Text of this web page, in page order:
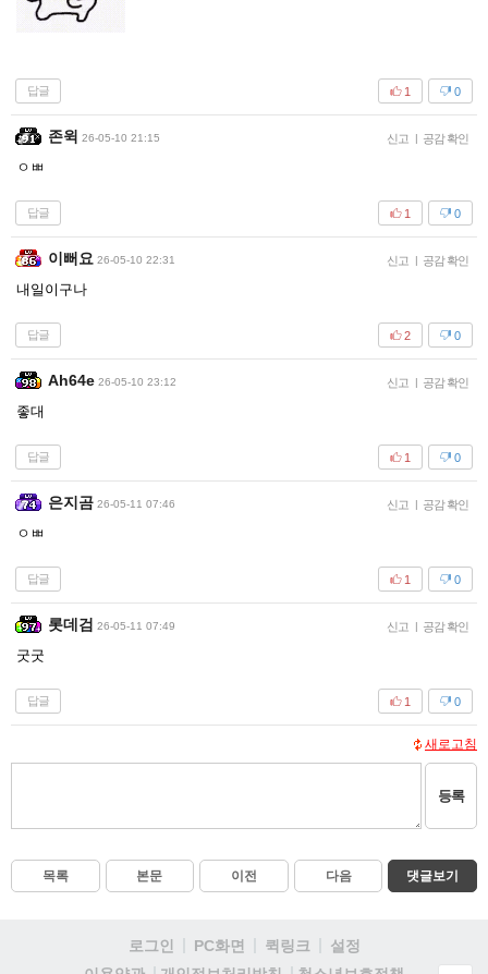
답글 0
1
존윅 26-05-10 21:15 신고 | 공감 확인
ㅇㅃ
답글 0
1
이뻐요 26-05-10 22:31 신고 | 공감 확인
내일이구나
답글 0
2
Ah64e 26-05-10 23:12 신고 | 공감 확인
좋대
답글 0
1
은지곰 26-05-11 07:46 신고 | 공감 확인
ㅇㅃ
답글 0
1
롯데검 26-05-11 07:49 신고 | 공감 확인
굿굿
답글 0
1
새로고침
등록
목록 본문 이전 다음 댓글보기
로그인 PC화면 퀵링크
설정